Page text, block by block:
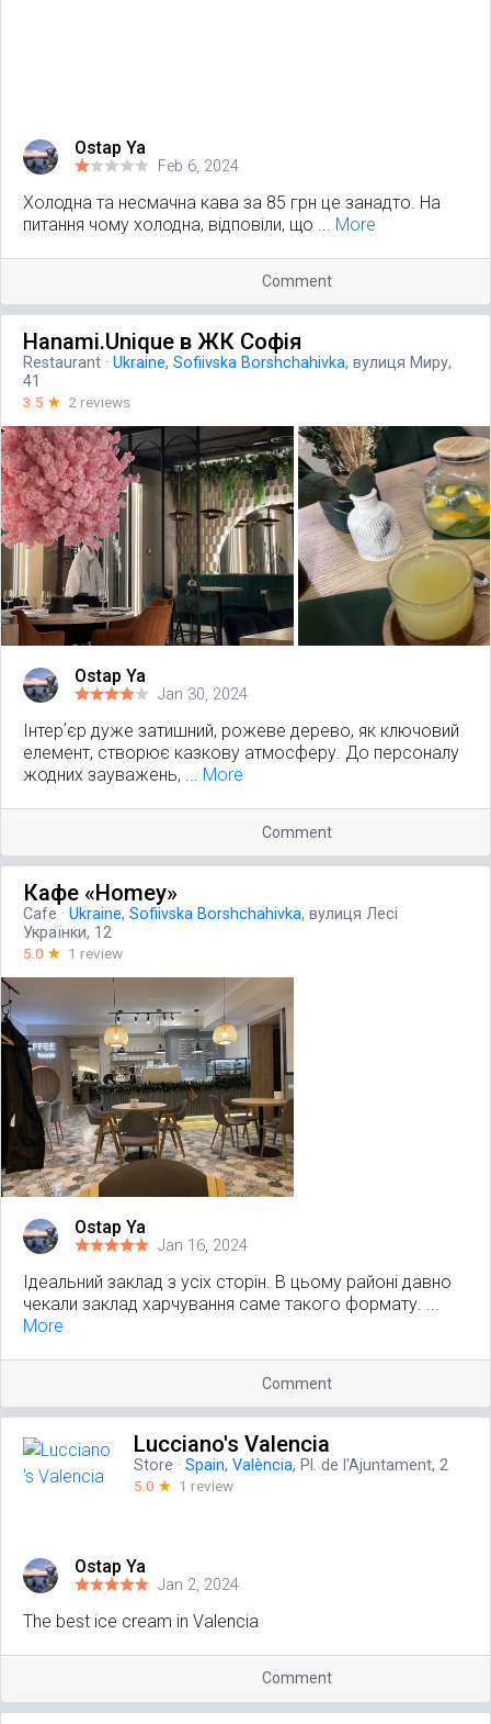
Ostap Ya
Feb 6, 2024
Холодна та несмачна кава за 85 грн це занадто. На
питання чому холодна, відповіли, що ... More
Comment
Hanami.Unique в ЖК Софія
Restaurant · Ukraine, Sofiivska Borshchahivka, вулиця Миру,
41
3.5 ☆ 2 reviews
Ostap Ya
Jan 30, 2024
Інтерʼєр дуже затишний, рожеве дерево, як ключовий
елемент, створює казкову атмосферу. До персоналу
жодних зауважень, ... More
Comment
Кафе «Homey»
Cafe · Ukraine, Sofiivska Borshchahivka, вулиця Лесі
Українки, 12
5.0 ☆ 1 review
Ostap Ya
Jan 16, 2024
Ідеальний заклад з усіх сторін. В цьому районі давно
чекали заклад харчування саме такого формату. ...
More
Comment
Lucciano's Valencia
Store · Spain, València, Pl. de l'Ajuntament, 2
5.0 ☆ 1 review
Ostap Ya
Jan 2, 2024
The best ice cream in Valencia
Comment